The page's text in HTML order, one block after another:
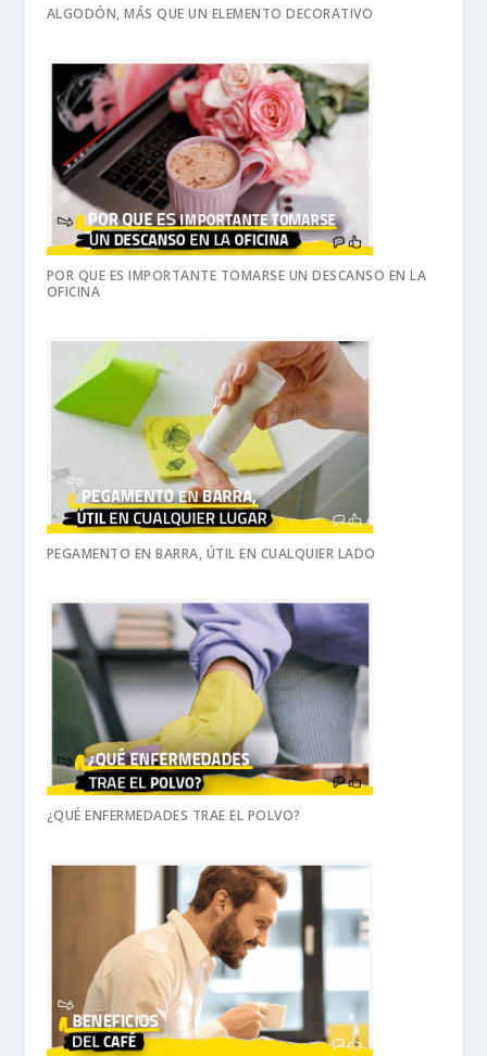
ALGODÓN, MÁS QUE UN ELEMENTO DECORATIVO
POR QUE ES IMPORTANTE TOMARSE UN DESCANSO EN LA
OFICINA
PEGAMENTO EN BARRA, ÚTIL EN CUALQUIER LADO
¿QUÉ ENFERMEDADES TRAE EL POLVO?